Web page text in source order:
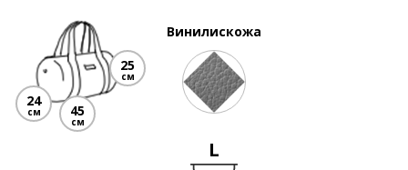
24
см
25
см
45
см
Винилискожа
L